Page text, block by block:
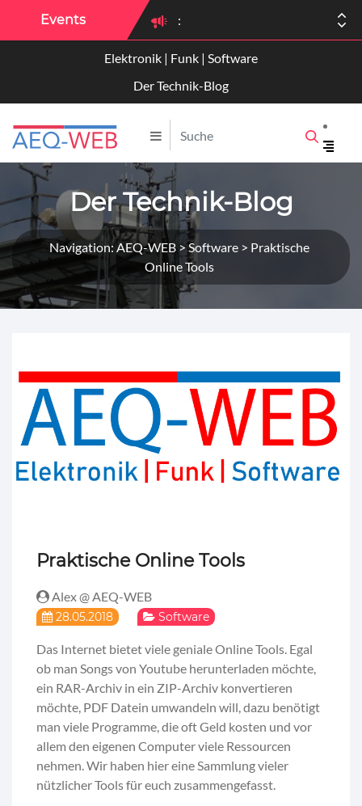
Events :
:
Elektronik | Funk | Software
Der Technik-Blog
Der Technik-Blog
Navigation: AEQ-WEB > Software > Praktische
Online Tools
Praktische Online Tools
Alex @ AEQ-WEB
28.05.2018 Software
Das Internet bietet viele geniale Online Tools. Egal
ob man Songs von Youtube herunterladen möchte,
ein RAR-Archiv in ein ZIP-Archiv konvertieren
möchte, PDF Datein umwandeln will, dazu benötigt
man viele Programme, die oft Geld kosten und vor
allem den eigenen Computer viele Ressourcen
nehmen. Wir haben hier eine Sammlung vieler
nützlicher Tools für euch zusammengefasst.